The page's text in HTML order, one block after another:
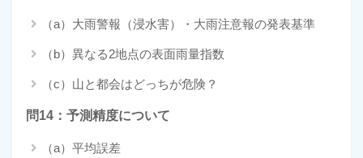
（a）大雨警報（浸水害）・大雨注意報の発表基準
（b）異なる2地点の表面雨量指数
（c）山と都会はどっちが危険？
問14：予測精度について
（a）平均誤差